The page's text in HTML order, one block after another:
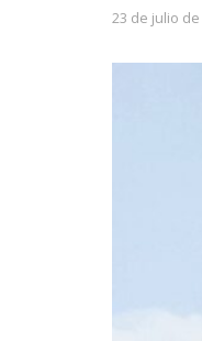
23 de julio de